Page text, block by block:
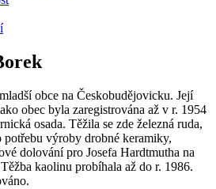
obce na Českobudějovicku. Její
obec byla zaregistrována až v r. 1954
osada. Těžila se zde železná ruda,
výroby drobné keramiky,
dolování pro Josefa Hardtmutha na
kaolinu probíhala až do r. 1986.